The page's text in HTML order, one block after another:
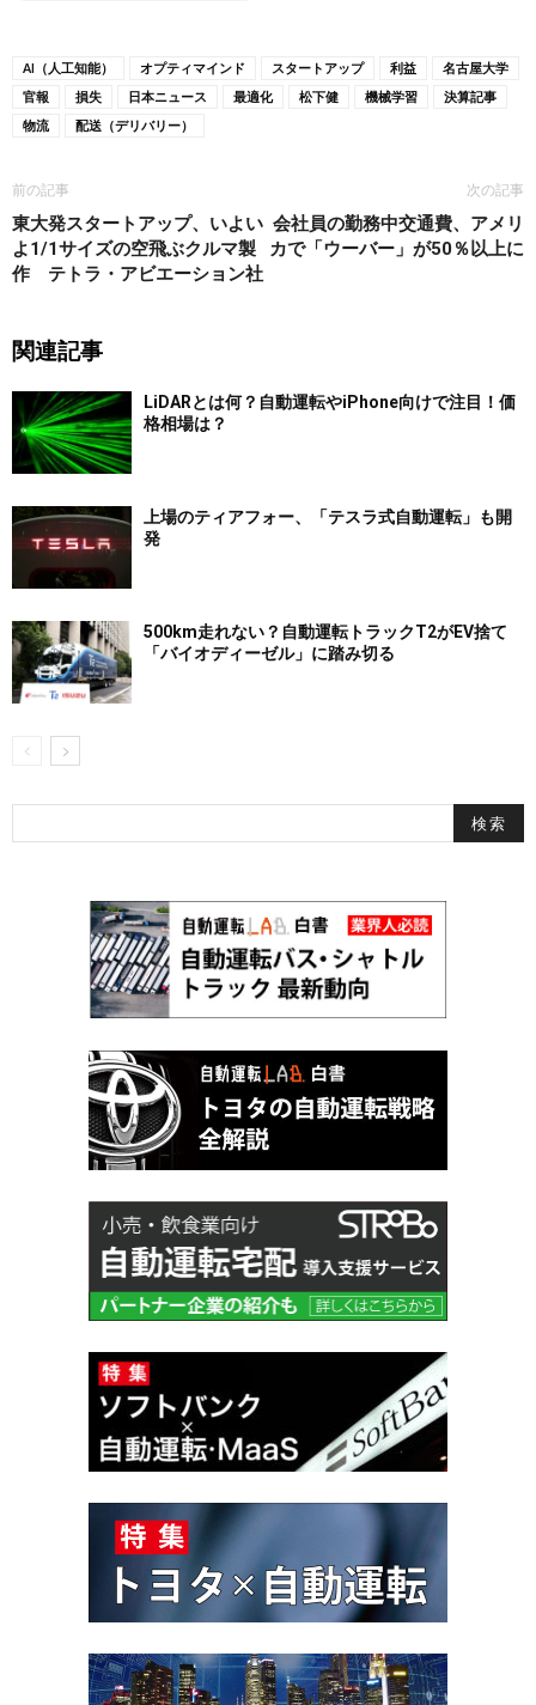
AI（人工知能） オプティマインド スタートアップ 利益
名古屋大学
官報
損失 日本ニュース 最適化 松下健 機械学習
決算記事
物流
配送（デリバリー）
前の記事
東大発スタートアップ、いよい
よ1/1サイズの空飛ぶクルマ製
作 テトラ・アビエーション社
次の記事
会社員の勤務中交通費、アメリ
カで「ウーバー」が50％以上に
関連記事
LiDARとは何？自動運転やiPhone向けで注目！価
格相場は？
上場のティアフォー、「テスラ式自動運転」も開
発
500km走れない？自動運転トラックT2がEV捨て
「バイオディーゼル」に踏み切る